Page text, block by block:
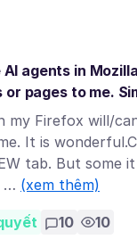
agents in
pages to me.
my Firefox will/
It is
tab. But some
… (xem thêm)
10 10